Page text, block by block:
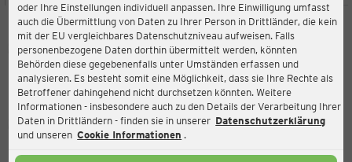
oder Ihre Einstellungen individuell anpassen. Ihre Einwilligung umfasst
auch die Übermittlung von Daten zu Ihrer Person in Drittländer, die kein
mit der EU vergleichbares Datenschutzniveau aufweisen. Falls
personenbezogene Daten dorthin übermittelt werden, könnten
Behörden diese gegebenenfalls unter Umständen erfassen und
analysieren. Es besteht somit eine Möglichkeit, dass sie Ihre Rechte als
Betroffener dahingehend nicht durchsetzen könnten. Weitere
Informationen - insbesondere auch zu den Details der Verarbeitung Ihrer
Daten in Drittländern - finden sie in unserer Datenschutzerklärung
und unseren Cookie Informationen .
Ernsting's family
Lüneburger Strasse 9, 21073 Hamburg
Aktuell:
Geöffnet